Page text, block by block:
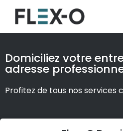
Domiciliez votre
adresse
Profitez de tous nos services